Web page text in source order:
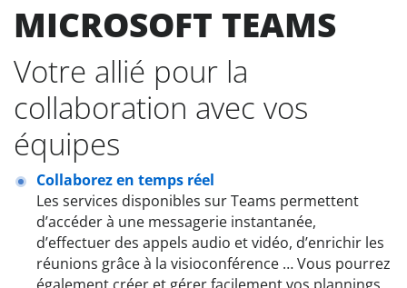
MICROSOFT TEAMS
Votre allié pour la
collaboration avec vos
équipes
Collaborez en temps réel
Les services disponibles sur Teams permettent
d’accéder à une messagerie instantanée,
d’effectuer des appels audio et vidéo, d’enrichir les
réunions grâce à la visioconférence … Vous pourrez